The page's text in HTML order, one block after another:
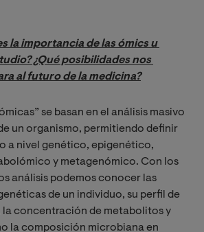
la importancia de las ómics u
¿Qué posibilidades nos
al futuro de la medicina?
se basan en el análisis masivo
un organismo, permitiendo definir
a nivel genético, epigenético,
y metagenómico. Con los
análisis podemos conocer las
de un individuo, su perfil de
la concentración de metabolitos y
la composición microbiana en